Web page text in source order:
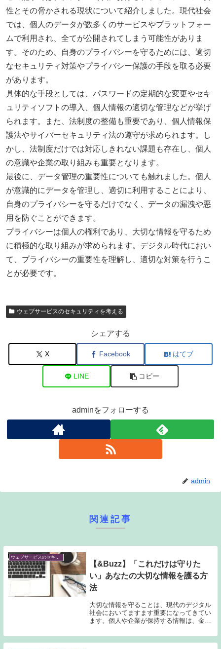
性とその脅かされる現状について紹介しました。現代社会
では、個人のデータが数多くのサービスやプラットフォー
ムで利用され、全てが公開されてしまう可能性がありま
す。そのため、自身のプライバシーを守るためには、適切
なセキュリティ対策やプライバシー保護の手段を取る必要
があります。
具体的な手段としては、パスワードの定期的な変更やセキ
ュリティソフトの導入、個人情報の適切な管理などが挙げ
られます。また、法制度の整備も重要であり、個人情報保
護法やサイバーセキュリティ法の遵守が求められます。し
かし、法制度だけでは対応しきれない課題も存在し、個人
の意識や企業の取り組みも重要となります。
最後に、データ管理の重要性についても触れました。個人
が意識的にデータを管理し、適切に利用することにより、
自身のプライバシーを守るだけでなく、データの漏洩や悪
用を防ぐことができます。
プライバシーは個人の権利であり、大切な情報を守るため
に積極的な取り組みが求められます。デジタル時代におい
て、プライバシーの重要性を理解し、適切な対策を行うこ
とが必要です。
ウェブサービスのセキュリティを考える
シェアする
X Facebook はてブ
LINE コピー
adminをフォローする
admin
関連記事
【&Buzz】「これだけは守りた
い」あなたの大切な情報を護る方
法
大切な情報を守ることは、現代のデジタル
社会においてますます重要になってきてい
ます。個人や企業が保持する情報は、金融
ンなど、様々な形で存在し、これらの情報
が漏洩した場合、甚大な被害を受ける可能